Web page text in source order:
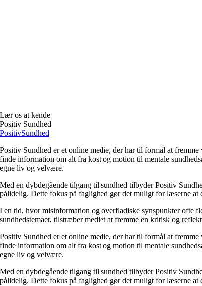
Lær os at kende
Positiv Sundhed
PositivSundhed
Positiv Sundhed er et online medie, der har til formål at
finde information om alt fra kost og motion til mentale
egne liv og velvære.
Med en dybdegående tilgang til sundhed tilbyder Positiv
pålidelig. Dette fokus på faglighed gør det muligt for læserne at
I en tid, hvor misinformation og overfladiske synspunkter ofte
sundhedstemaer, tilstræber mediet at fremme en kritisk og
Positiv Sundhed er et online medie, der har til formål at
finde information om alt fra kost og motion til mentale
egne liv og velvære.
Med en dybdegående tilgang til sundhed tilbyder Positiv
pålidelig. Dette fokus på faglighed gør det muligt for læserne at